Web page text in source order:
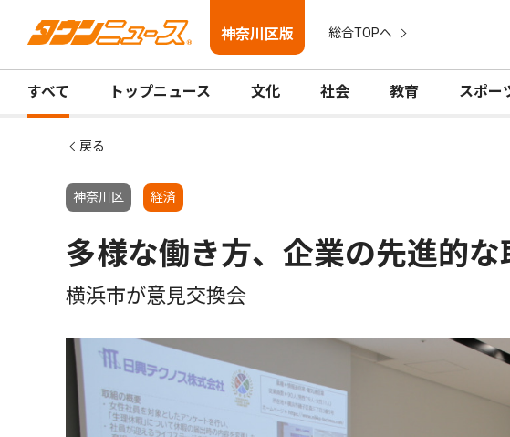
神奈川区版 総合TOPへ
すべて トップニュース 文化 社会 教育 スポー
戻る
神奈川区 経済
多様な働き方、企業の先進的
横浜市が意見交換会